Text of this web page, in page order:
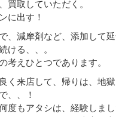
買取していただく。
に出す！
、減摩剤など、添加して
ける、、。
考えひとつであります。
く来店して、帰りは、地
、、！
度もアタシは、経験しまし